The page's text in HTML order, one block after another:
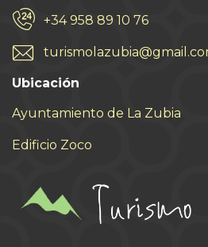
+34 958 89 10 76
Ubicación
Ayuntamiento de La Zubia
Edificio Zoco